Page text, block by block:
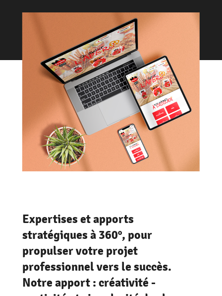
Expertises et apports
stratégiques à 360°, pour
propulser votre projet
professionnel vers le succès.
Notre apport : créativité -